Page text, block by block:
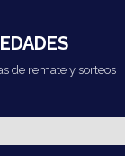
de remate y sorteos